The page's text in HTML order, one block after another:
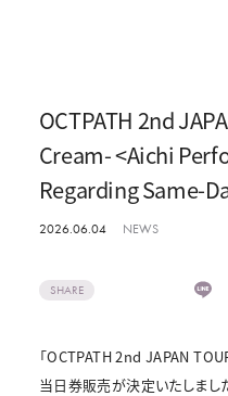
OCTPATH 2nd
Cream- <Aichi
Regarding Same-
2026.06.04 NEWS
SHARE
「OCTPATH 2nd JAPAN
当日券販売が決定いたしまし